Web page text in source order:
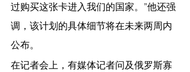
过购买这张卡进入我们的国家。”他还强
调，该计划的具体细节将在未来两周内
公布。
在记者会上，有媒体记者问及俄罗斯寡